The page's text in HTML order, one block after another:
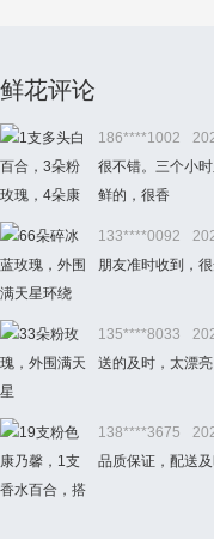
鲜花评论
186****1002
很不错。三个小
鲜的，很香
133****0092
朋友准时收到，
135****8033
送的及时，太漂亮
138****3675
品质保证，配送及